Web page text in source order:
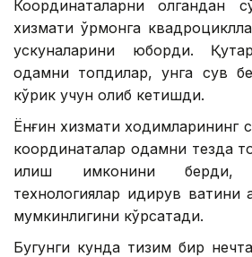
Координаталарни олгандан
хизмати ўрмонга
ускуналарини юборди.
одамни топдилар, унга сув
кўрик учун олиб кетишди.
Ёнғин хизмати ходимларининг
координаталар одамни тезда
қилиш имконини
технологиялар қидирув вақтини
мумкинлигини кўрсатади.
Бугунги кунда тизим бир